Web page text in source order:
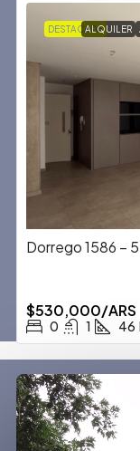
DESTACADAALQUILER
Dorrego 1586 –
$530,000/ARS
0 1 46